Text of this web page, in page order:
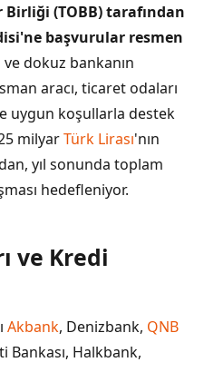
(TOBB) tarafından
başvurular resmen
dokuz bankanın
aracı, ticaret odaları
uygun koşullarla destek
milyarTürk Lirası'nın
yıl sonunda toplam
hedefleniyor.
ve Kredi
Akbank, Denizbank, QNB
Bankası, Halkbank,